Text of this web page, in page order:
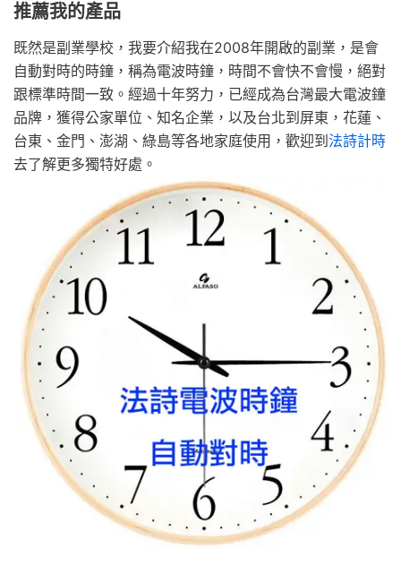
推薦我的產品
既然是副業學校，我要介紹我在2008年開啟的副業，是會
自動對時的時鐘，稱為電波時鐘，時間不會快不會慢，絕對
跟標準時間一致。經過十年努力，已經成為台灣最大電波鐘
品牌，獲得公家單位、知名企業，以及台北到屏東，花蓮、
台東、金門、澎湖、綠島等各地家庭使用，歡迎到 法詩計時
去了解更多獨特好處。